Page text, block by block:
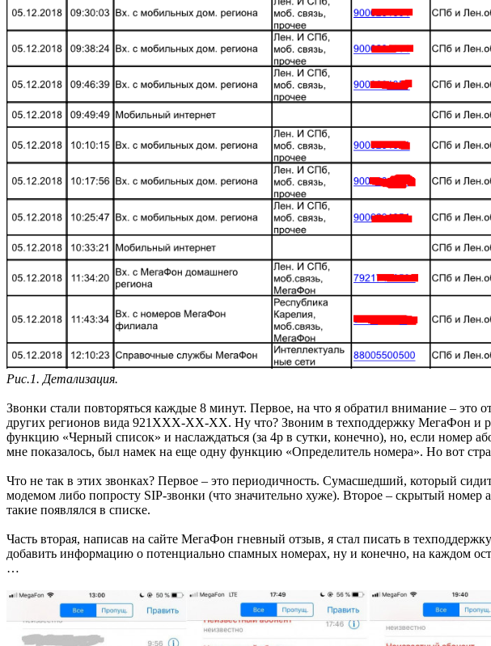
Рис.1. Детализация.
Звонки стали повторяться каждые 8 минут. Первое, на что я обратил внимание –
других регионов вида 921XXX-XX-XX. Ну что? Звоним в техподдержку МегаФон и
функцию «Черный список» и наслаждаться (за 4р в сутки, конечно), но, если номер
мне показалось, был намек на еще одну функцию «Определитель номера». Но вот
Что не так в этих звонках? Первое – это периодичность. Сумасшедший, который
модемом либо попросту SIP-звонки (что значительно хуже). Второе – скрытый номер
такие появлялся в списке.
Часть вторая, написав на сайте МегаФон гневный отзыв, я стал писать в
добавить информацию о потенциально спамных номерах, ну и конечно, на каждом
…